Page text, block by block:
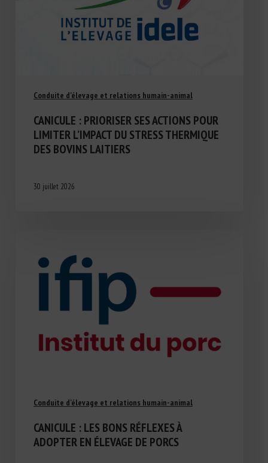
Conduite d'élevage et relations humain-animal
CANICULE : PRIORISER SES ACTIONS POUR
LIMITER L’IMPACT DU STRESS THERMIQUE
DES BOVINS LAITIERS
30 juillet 2026
Conduite d'élevage et relations humain-animal
CANICULE : LES BONS RÉFLEXES À
ADOPTER EN ÉLEVAGE DE PORCS